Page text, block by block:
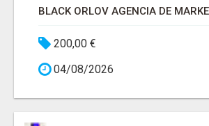
200,00 €
04/08/2026